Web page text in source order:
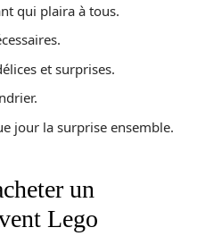
qui plaira à tous.
et surprises.
jour la surprise ensemble.
un
Lego